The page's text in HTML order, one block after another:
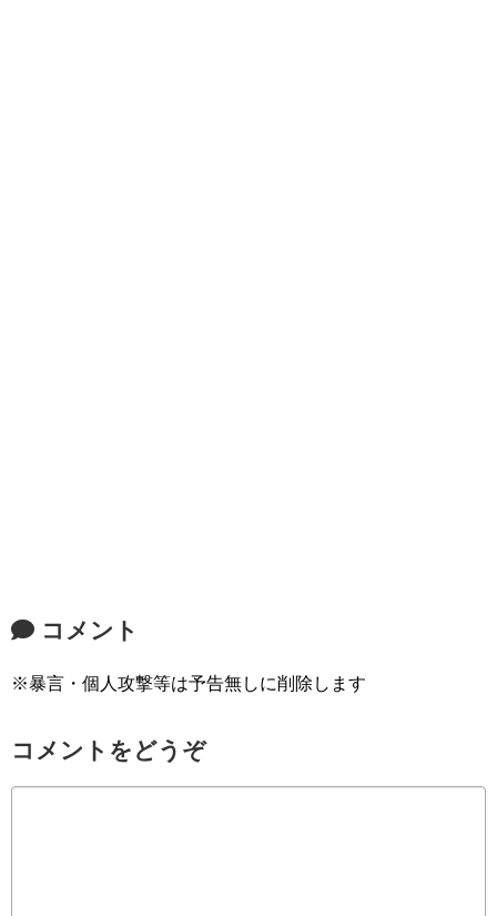
コメント
※暴言・個人攻撃等は予告無しに削除します
コメントをどうぞ